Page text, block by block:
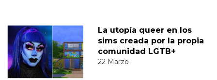
La utopía queer en los
sims creada por la propia
comunidad LGTB+
22 Marzo